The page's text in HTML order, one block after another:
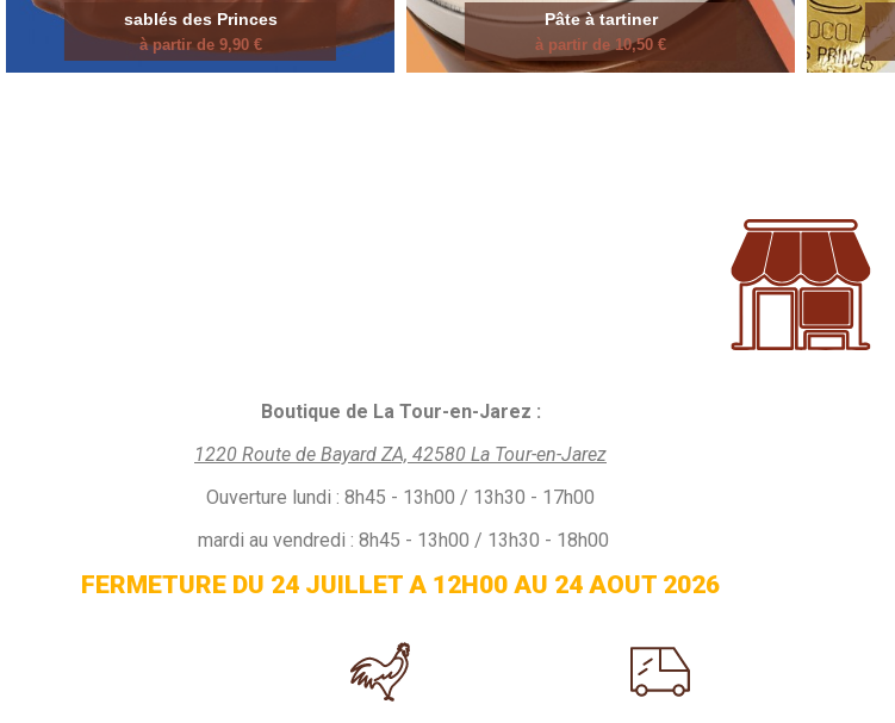
sablés des Princes
à partir de 9,90 €
Pâte à tartiner
à partir de 10,50 €
Boutique de La Tour-en-Jarez :
1220 Route de Bayard ZA, 42580 La Tour-en-Jarez
Ouverture lundi : 8h45 - 13h00 / 13h30 - 17h00
mardi au vendredi : 8h45 - 13h00 / 13h30 - 18h00
FERMETURE DU 24 JUILLET A 12H00 AU 24 AOUT 2026